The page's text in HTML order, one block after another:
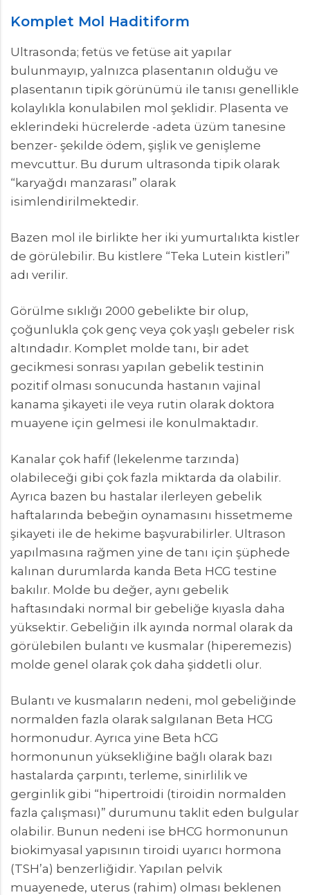
Komplet Mol Haditiform
Ultrasonda; fetüs ve fetüse ait yapılar
bulunmayıp, yalnızca plasentanın olduğu ve
plasentanın tipik görünümü ile tanısı genellikle
kolaylıkla konulabilen mol şeklidir. Plasenta ve
eklerindeki hücrelerde -adeta üzüm tanesine
benzer- şekilde ödem, şişlik ve genişleme
mevcuttur. Bu durum ultrasonda tipik olarak
“karyağdı manzarası” olarak
isimlendirilmektedir.
Bazen mol ile birlikte her iki yumurtalıkta kistler
de görülebilir. Bu kistlere “Teka Lutein kistleri”
adı verilir.
Görülme sıklığı 2000 gebelikte bir olup,
çoğunlukla çok genç veya çok yaşlı gebeler risk
altındadır. Komplet molde tanı, bir adet
gecikmesi sonrası yapılan gebelik testinin
pozitif olması sonucunda hastanın vajinal
kanama şikayeti ile veya rutin olarak doktora
muayene için gelmesi ile konulmaktadır.
Kanalar çok hafif (lekelenme tarzında)
olabileceği gibi çok fazla miktarda da olabilir.
Ayrıca bazen bu hastalar ilerleyen gebelik
haftalarında bebeğin oynamasını hissetmeme
şikayeti ile de hekime başvurabilirler. Ultrason
yapılmasına rağmen yine de tanı için şüphede
kalınan durumlarda kanda Beta HCG testine
bakılır. Molde bu değer, aynı gebelik
haftasındaki normal bir gebeliğe kıyasla daha
yüksektir. Gebeliğin ilk ayında normal olarak da
görülebilen bulantı ve kusmalar (hiperemezis)
molde genel olarak çok daha şiddetli olur.
Bulantı ve kusmaların nedeni, mol gebeliğinde
normalden fazla olarak salgılanan Beta HCG
hormonudur. Ayrıca yine Beta hCG
hormonunun yüksekliğine bağlı olarak bazı
hastalarda çarpıntı, terleme, sinirlilik ve
gerginlik gibi “hipertroidi (tiroidin normalden
fazla çalışması)” durumunu taklit eden bulgular
olabilir. Bunun nedeni ise bHCG hormonunun
biokimyasal yapısının tiroidi uyarıcı hormona
(TSH’a) benzerliğidir. Yapılan pelvik
muayenede, uterus (rahim) olması beklenen